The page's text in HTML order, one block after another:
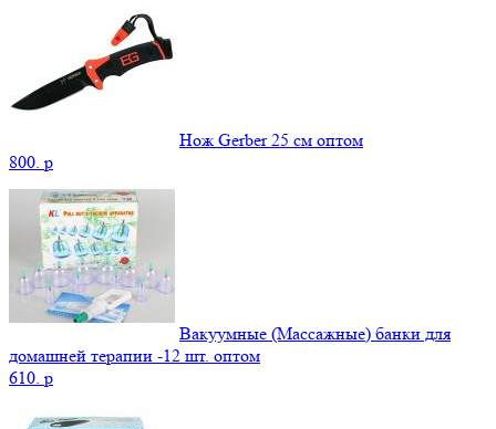
Нож Gerber 25 см оптом
800. p
Вакуумные (Массажные) банки для
домашней терапии -12 шт. оптом
610. p